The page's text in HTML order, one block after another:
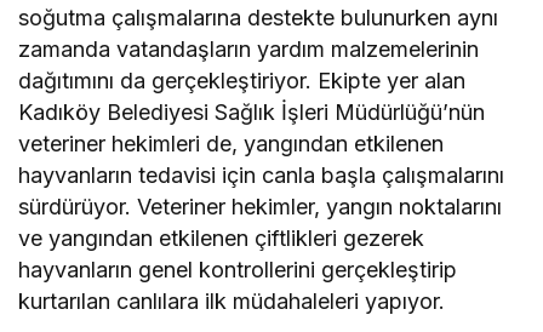
soğutma çalışmalarına destekte bulunurken aynı
zamanda vatandaşların yardım malzemelerinin
dağıtımını da gerçekleştiriyor. Ekipte yer alan
Kadıköy Belediyesi Sağlık İşleri Müdürlüğü’nün
veteriner hekimleri de, yangından etkilenen
hayvanların tedavisi için canla başla çalışmalarını
sürdürüyor. Veteriner hekimler, yangın noktalarını
ve yangından etkilenen çiftlikleri gezerek
hayvanların genel kontrollerini gerçekleştirip
kurtarılan canlılara ilk müdahaleleri yapıyor.